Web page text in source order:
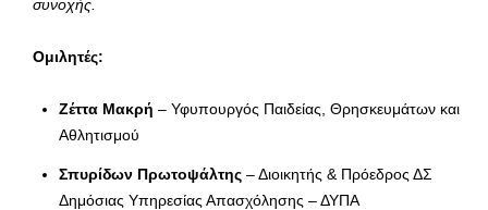
συνοχής.
Ομιλητές:
Ζέττα Μακρή – Υφυπουργός Παιδείας, Θρησκευμάτων και
Αθλητισμού
Σπυρίδων Πρωτοψάλτης – Διοικητής & Πρόεδρος ΔΣ
Δημόσιας Υπηρεσίας Απασχόλησης – ΔΥΠΑ